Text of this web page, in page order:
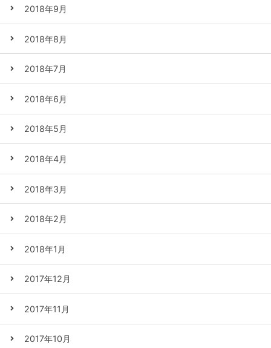
2018年9月
2018年8月
2018年7月
2018年6月
2018年5月
2018年4月
2018年3月
2018年2月
2018年1月
2017年12月
2017年11月
2017年10月